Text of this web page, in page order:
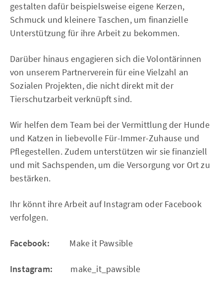
gestalten dafür beispielsweise eigene Kerzen,
Schmuck und kleinere Taschen, um finanzielle
Unterstützung für ihre Arbeit zu bekommen.
Darüber hinaus engagieren sich die Volontärinnen
von unserem Partnerverein für eine Vielzahl an
Sozialen Projekten, die nicht direkt mit der
Tierschutzarbeit verknüpft sind.
Wir helfen dem Team bei der Vermittlung der Hunde
und Katzen in liebevolle Für-Immer-Zuhause und
Pflegestellen. Zudem unterstützen wir sie finanziell
und mit Sachspenden, um die Versorgung vor Ort zu
bestärken.
Ihr könnt ihre Arbeit auf Instagram oder Facebook
verfolgen.
Facebook: Make it Pawsible
Instagram: make_it_pawsible